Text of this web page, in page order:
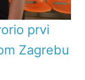
prvi
Zagrebu